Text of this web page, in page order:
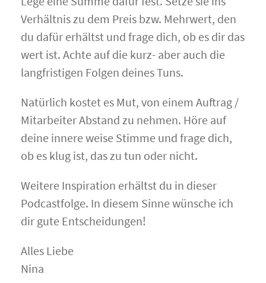
Verhältnis zu dem Preis bzw. Mehrwert, den
du dafür erhältst und frage dich, ob es dir das
wert ist. Achte auf die kurz- aber auch die
langfristigen Folgen deines Tuns.
Natürlich kostet es Mut, von einem Auftrag /
Mitarbeiter Abstand zu nehmen. Höre auf
deine innere weise Stimme und frage dich,
ob es klug ist, das zu tun oder nicht.
Weitere Inspiration erhältst du in dieser
Podcastfolge. In diesem Sinne wünsche ich
dir gute Entscheidungen!
Alles Liebe
Nina